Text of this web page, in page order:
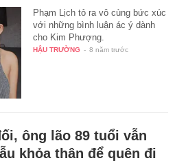
Phạm Lịch tỏ ra vô cùng bức xúc
với những bình luận ác ý dành
cho Kim Phượng.
HẬU TRƯỜNG - 8 năm trước
ông lão 89 tuổi vẫn
khỏa thân để quên đi